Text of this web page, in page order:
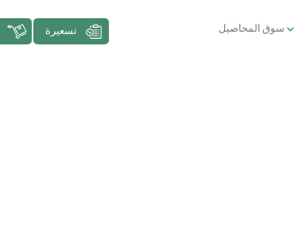
سوق المحاصيل تسعيرة